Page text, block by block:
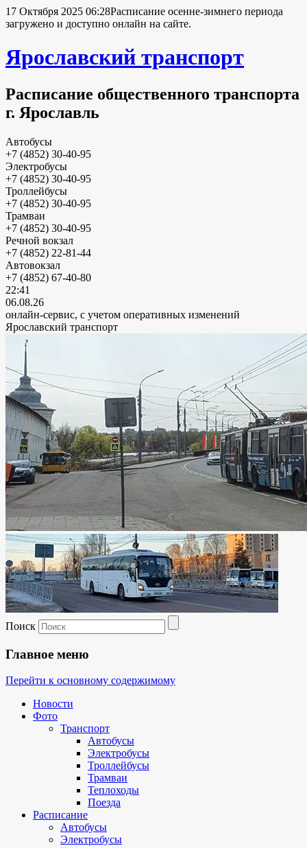
17 Октября 2025 06:28Расписание осенне-зимнего периода
загружено и доступно онлайн на сайте.
Ярославский транспорт
Расписание общественного транспорта
г. Ярославль
Автобусы
+7 (4852) 30-40-95
Электробусы
+7 (4852) 30-40-95
Троллейбусы
+7 (4852) 30-40-95
Трамваи
+7 (4852) 30-40-95
Речной вокзал
+7 (4852) 22-81-44
Автовокзал
+7 (4852) 67-40-80
22:41
06.08.26
онлайн-сервис, с учетом оперативных изменений
Ярославский транспорт
Поиск
Главное меню
Перейти к основному содержимому
Новости
Фото
Транспорт
Автобусы
Электробусы
Троллейбусы
Трамваи
Теплоходы
Поезда
Расписание
Автобусы
Электробусы